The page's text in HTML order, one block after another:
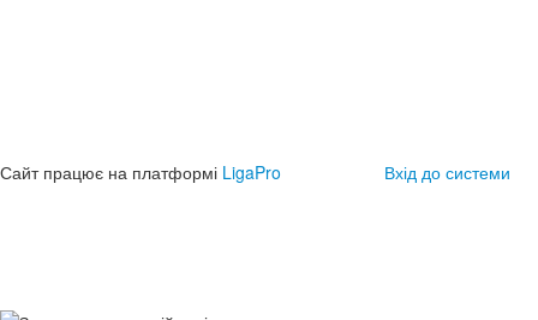
Сайт працює на платформі LigaPro Вхід до системи